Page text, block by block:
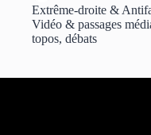
Extrême-droite &
Vidéo & passages
topos, débats